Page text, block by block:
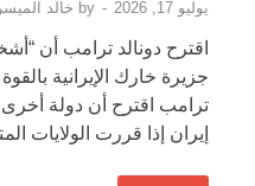
يوليو 17, 2026 -
by خالد
اقترح دونالد ترامب أن
جزيرة خارك الإيرانية
ترامب اقترح أن دولة
إيران إذا قررت الولايات